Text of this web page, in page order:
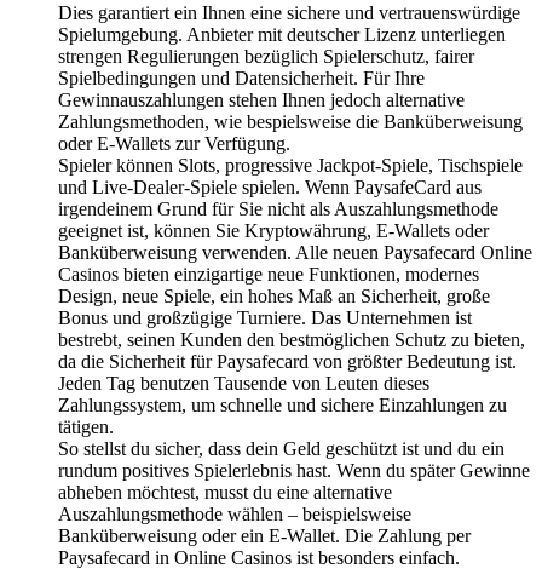
Dies garantiert ein Ihnen eine sichere und vertrauenswürdige
Spielumgebung. Anbieter mit deutscher Lizenz unterliegen
strengen Regulierungen bezüglich Spielerschutz, fairer
Spielbedingungen und Datensicherheit. Für Ihre
Gewinnauszahlungen stehen Ihnen jedoch alternative
Zahlungsmethoden, wie bespielsweise die Banküberweisung
oder E-Wallets zur Verfügung.
Spieler können Slots, progressive Jackpot-Spiele, Tischspiele
und Live-Dealer-Spiele spielen. Wenn PaysafeCard aus
irgendeinem Grund für Sie nicht als Auszahlungsmethode
geeignet ist, können Sie Kryptowährung, E-Wallets oder
Banküberweisung verwenden. Alle neuen Paysafecard Online
Casinos bieten einzigartige neue Funktionen, modernes
Design, neue Spiele, ein hohes Maß an Sicherheit, große
Bonus und großzügige Turniere. Das Unternehmen ist
bestrebt, seinen Kunden den bestmöglichen Schutz zu bieten,
da die Sicherheit für Paysafecard von größter Bedeutung ist.
Jeden Tag benutzen Tausende von Leuten dieses
Zahlungssystem, um schnelle und sichere Einzahlungen zu
tätigen.
So stellst du sicher, dass dein Geld geschützt ist und du ein
rundum positives Spielerlebnis hast. Wenn du später Gewinne
abheben möchtest, musst du eine alternative
Auszahlungsmethode wählen – beispielsweise
Banküberweisung oder ein E-Wallet. Die Zahlung per
Paysafecard in Online Casinos ist besonders einfach.